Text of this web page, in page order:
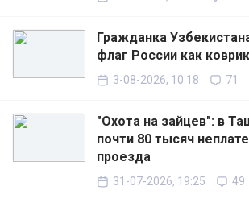
Гражданка
флаг России как коврик
3-08-2026, 10:18 71
"Охота на зайцев": в
почти 80 тысяч
проезда
31-07-2026, 19:25 49